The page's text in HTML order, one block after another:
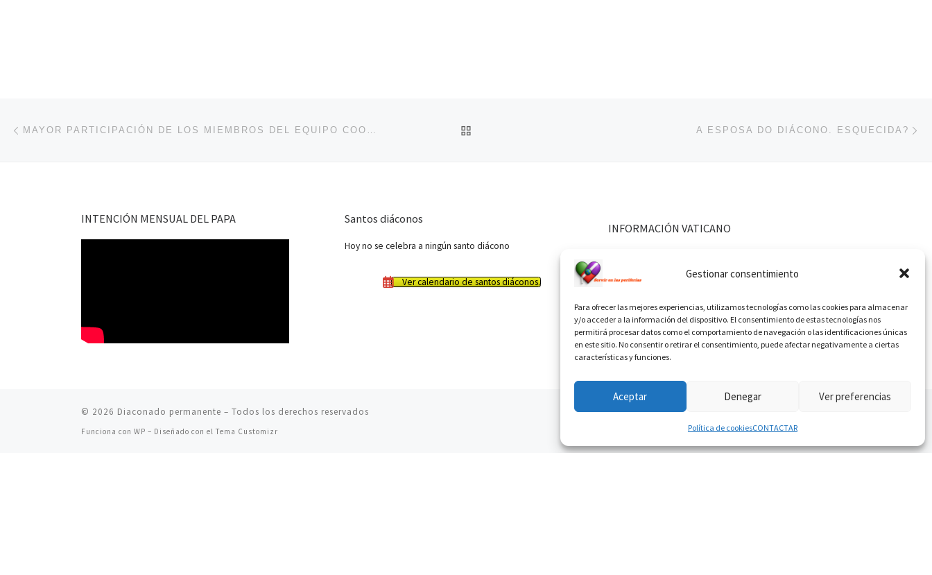
Gestionar consentimiento
Para ofrecer las mejores experiencias, utilizamos tecnologías como las cookies para almacenar
y/o acceder a la información del dispositivo. El consentimiento de estas tecnologías nos
permitirá procesar datos como el comportamiento de navegación o las identificaciones únicas
en este sitio. No consentir o retirar el consentimiento, puede afectar negativamente a ciertas
características y funciones.
Aceptar Denegar Ver preferencias
Política de cookiesCONTACTAR
Navegación de entradas MAYOR PARTICIPACIÓN DE LOS MIEMBROS DEL EQUIPO COORDINADOR Y DE REDACCIÓN EN EL INFORMATIVO II A ESPOSA DO DIÁCONO. ESQUECIDA?
INTENCIÓN MENSUAL DEL PAPA Santos diáconos
Hoy no se celebra a ningún santo diácono
Ver calendario de santos diáconos.
INFORMACIÓN VATICANO
© 2026 Diaconado permanente – Todos los derechos reservados
Funciona con WP – Diseñado con el Tema Customizr